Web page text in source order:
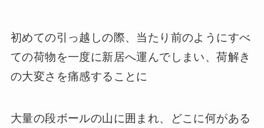
初めての引っ越しの際、当たり前のようにすべ
ての荷物を一度に新居へ運んでしまい、荷解き
の大変さを痛感することに
大量の段ボールの山に囲まれ、どこに何がある